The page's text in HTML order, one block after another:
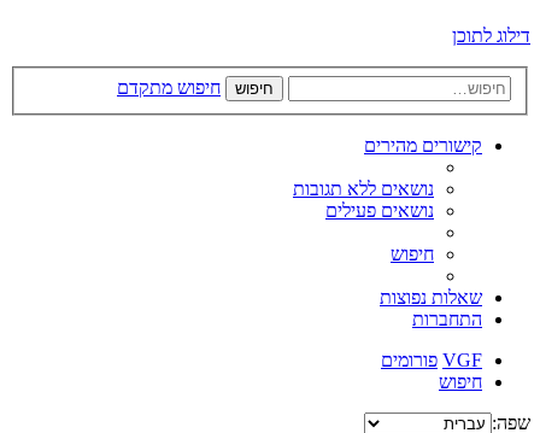
דילוג לתוכן
חיפוש חיפוש מתקדם
קישורים מהירים
נושאים ללא תגובות
נושאים פעילים
חיפוש
שאלות נפוצות
התחברות
VGF פורומים
חיפוש
שפה: